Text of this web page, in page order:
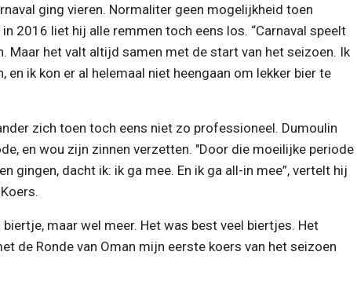
ging vieren. Normaliter geen mogelijkheid toen
2016 liet hij alle remmen toch eens los. “Carnaval speelt
Maar het valt altijd samen met de start van het seizoen. Ik
en ik kon er al helemaal niet heengaan om lekker bier te
zich toen toch eens niet zo professioneel. Dumoulin
en wou zijn zinnen verzetten. "Door die moeilijke periode
gingen, dacht ik: ik ga mee. En ik ga all-in mee”, vertelt hij
biertje, maar wel meer. Het was best veel biertjes. Het
de Ronde van Oman mijn eerste koers van het seizoen